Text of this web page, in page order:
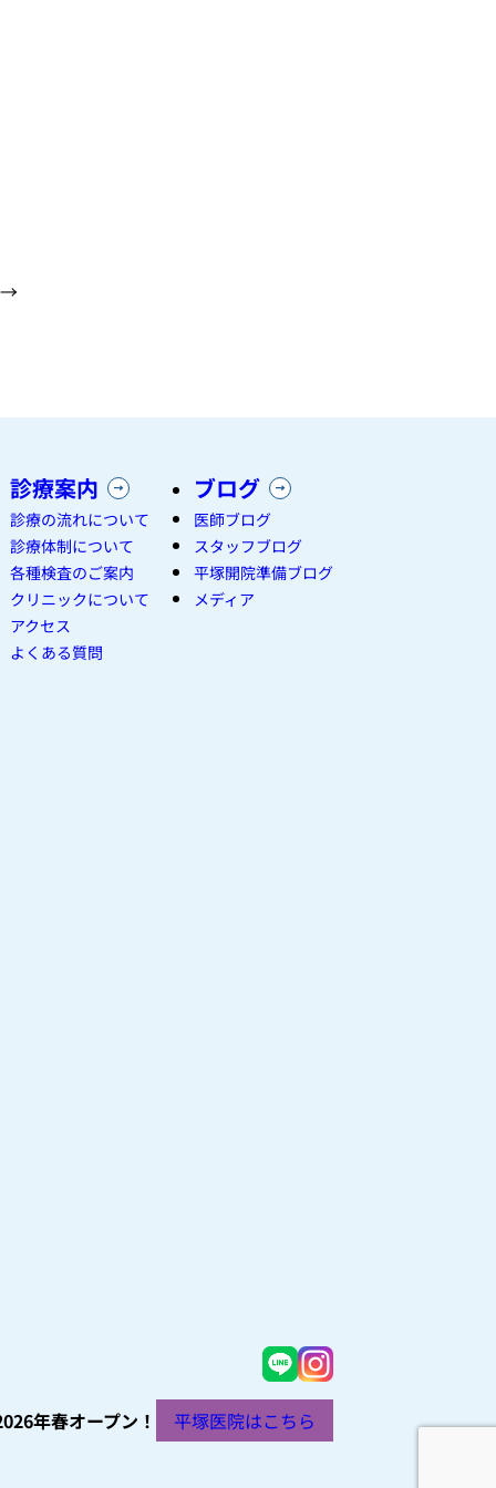
→
診療案内
診療の流れについて
診療体制について
各種検査のご案内
クリニックについて
アクセス
よくある質問
ブログ
医師ブログ
スタッフブログ
平塚開院準備ブログ
メディア
年春オープン！
平塚医院はこちら